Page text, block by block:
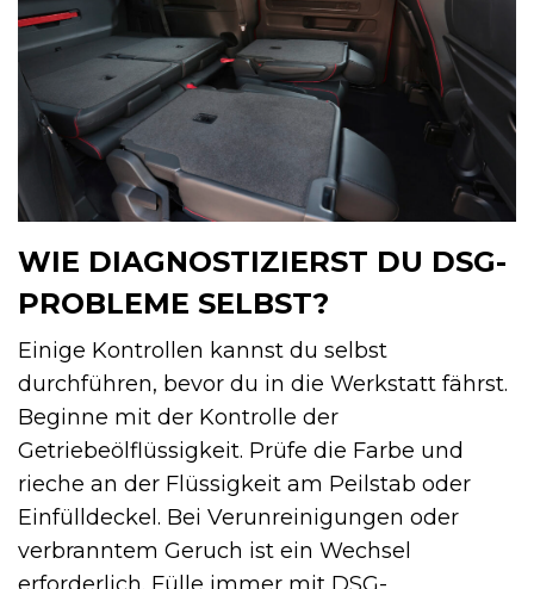
WIE DIAGNOSTIZIERST DU DSG-
PROBLEME SELBST?
Einige Kontrollen kannst du selbst
durchführen, bevor du in die Werkstatt fährst.
Beginne mit der Kontrolle der
Getriebeölflüssigkeit. Prüfe die Farbe und
rieche an der Flüssigkeit am Peilstab oder
Einfülldeckel. Bei Verunreinigungen oder
verbranntem Geruch ist ein Wechsel